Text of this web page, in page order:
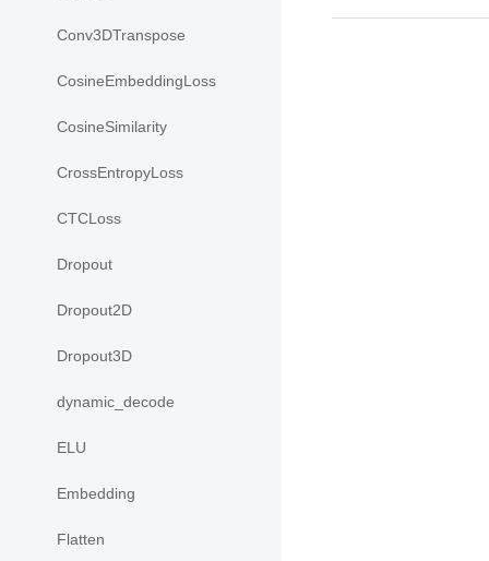
Conv3DTranspose
CosineEmbeddingLoss
CosineSimilarity
CrossEntropyLoss
CTCLoss
Dropout
Dropout2D
Dropout3D
dynamic_decode
ELU
Embedding
Flatten